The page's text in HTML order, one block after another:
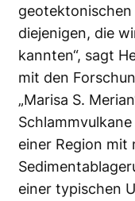
diejenigen, die
kannten“, sagt
mit den
„Marisa S.
einer Region mit
einer typischen